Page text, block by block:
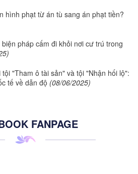
hình phạt từ án tù sang án phạt tiền?
pháp cấm đi khỏi nơi cư trú trong
"Tham ô tài sản" và tội "Nhận hối lộ":
tế về dẫn độ (08/06/2025)
FANPAGE